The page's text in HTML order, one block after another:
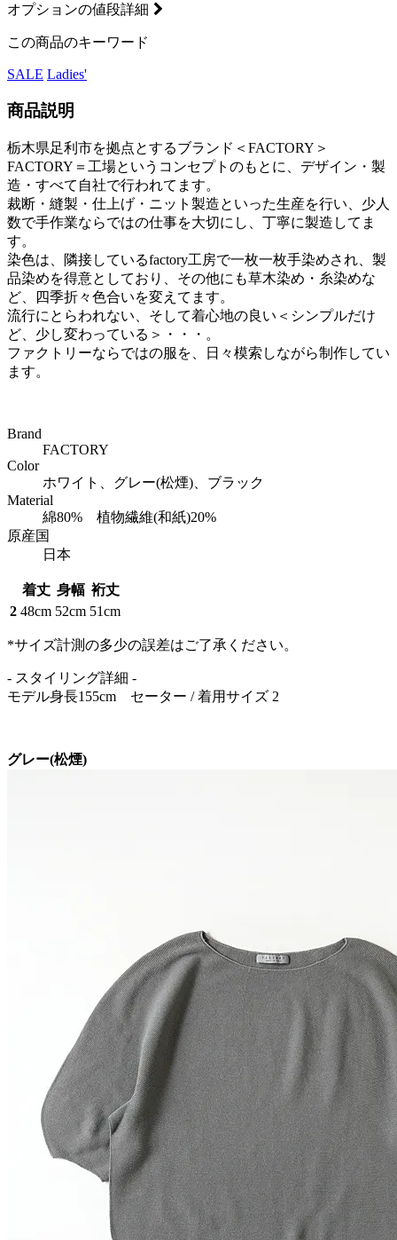
オプションの値段詳細
この商品のキーワード
SALE Ladies'
商品説明
栃木県足利市を拠点とするブランド＜FACTORY＞
FACTORY＝工場というコンセプトのもとに、デザイン・製
造・すべて自社で行われてます。
裁断・縫製・仕上げ・ニット製造といった生産を行い、少人
数で手作業ならではの仕事を大切にし、丁寧に製造してま
す。
染色は、隣接しているfactory工房で一枚一枚手染めされ、製
品染めを得意としており、その他にも草木染め・糸染めな
ど、四季折々色合いを変えてます。
流行にとらわれない、そして着心地の良い＜シンプルだけ
ど、少し変わっている＞・・・。
ファクトリーならではの服を、日々模索しながら制作してい
ます。
Brand
FACTORY
Color
ホワイト、グレー(松煙)、ブラック
Material
綿80% 植物繊維(和紙)20%
原産国
日本
着丈 身幅 裄丈
2 48cm 52cm 51cm
*サイズ計測の多少の誤差はご了承ください。
- スタイリング詳細 -
モデル身長155cm セーター / 着用サイズ 2
グレー(松煙)